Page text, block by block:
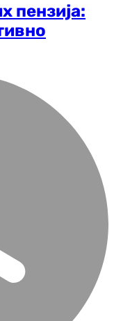
пензија: